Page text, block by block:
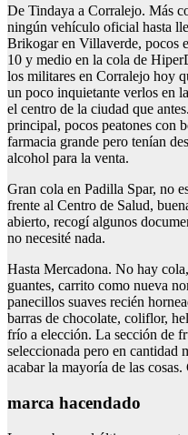
De Tindaya a Corralejo. Más
ningún vehículo oficial hasta
Brikogar en Villaverde, pocos
10 y medio en la cola de
los militares en Corralejo hoy
un poco inquietante verlos en
el centro de la ciudad que
principal, pocos peatones con
farmacia grande pero tenían
alcohol para la venta.
Gran cola en Padilla Spar, no
frente al Centro de Salud,
abierto, recogí algunos
no necesité nada.
Hasta Mercadona. No hay
guantes, carrito como nueva
panecillos suaves recién
barras de chocolate, coliflor,
frío a elección. La sección de
seleccionada pero en cantidad
acabar la mayoría de las
marca hacendado